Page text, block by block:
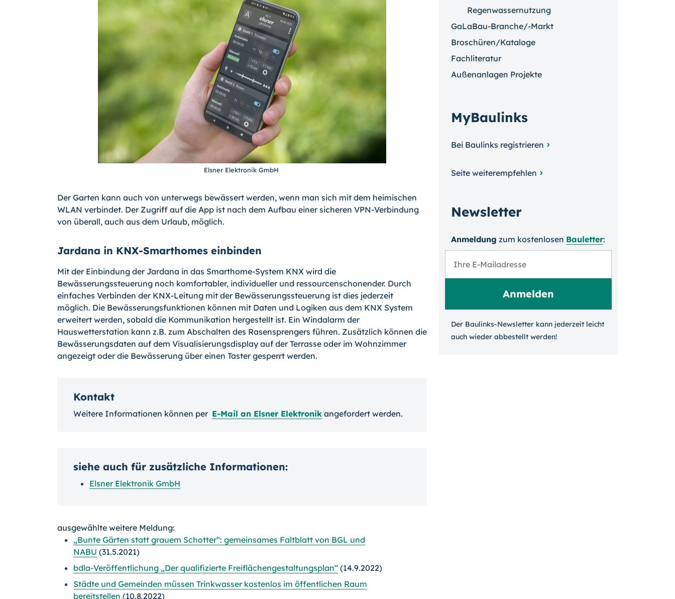
Elsner Elektronik GmbH
Der Garten kann auch von unterwegs bewässert werden, wenn man sich mit dem heimischen
WLAN verbindet. Der Zugriff auf die App ist nach dem Aufbau einer sicheren VPN-Verbindung
von überall, auch aus dem Urlaub, möglich.
Jardana in KNX-Smarthomes einbinden
Mit der Einbindung der Jardana in das Smarthome-System KNX wird die
Bewässerungssteuerung noch komfortabler, individueller und ressourcenschonender. Durch
einfaches Verbinden der KNX-Leitung mit der Bewässerungssteuerung ist dies jederzeit
möglich. Die Bewässerungsfunktionen können mit Daten und Logiken aus dem KNX System
erweitert werden, sobald die Kommunikation hergestellt ist. Ein Windalarm der
Hauswetterstation kann z.B. zum Abschalten des Rasensprengers führen. Zusätzlich können die
Bewässerungsdaten auf dem Visualisierungsdisplay auf der Terrasse oder im Wohnzimmer
angezeigt oder die Bewässerung über einen Taster gesperrt werden.
Kontakt
Weitere Informationen können per E-Mail an Elsner Elektronik angefordert werden.
siehe auch für zusätzliche Informationen:
Elsner Elektronik GmbH
ausgewählte weitere Meldung:
„Bunte Gärten statt grauem Schotter“: gemeinsames Faltblatt von BGL und
NABU (31.5.2021)
bdla-Veröffentlichung „Der qualifizierte Freiflächengestaltungsplan“ (14.9.2022)
Städte und Gemeinden müssen Trinkwasser kostenlos im öffentlichen Raum
bereitstellen (10.8.2022)
Regenwassernutzung
GaLaBau-Branche/-Markt
Broschüren/Kataloge
Fachliteratur
Außenanlagen Projekte
MyBaulinks
Bei Baulinks registrieren
Seite weiterempfehlen
Newsletter
Anmeldung zum kosten­losen Bauletter:
Der Baulinks-Newsletter kann jeder­zeit leicht
auch wieder ab­bestellt werden!